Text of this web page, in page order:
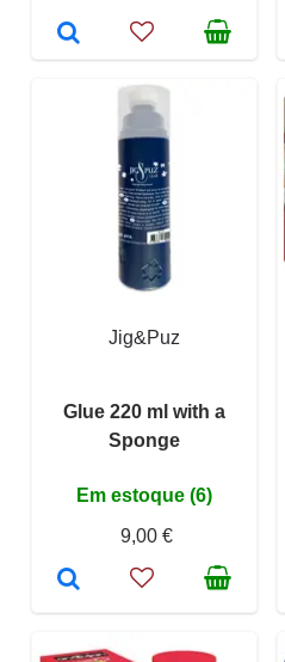
Jig&Puz
Glue 220 ml with a
Sponge
Em estoque (6)
9,00 €